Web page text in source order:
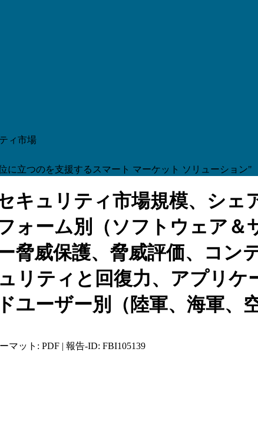
ィ市場
に立つのを支援するスマート マーケット ソリューション"
キュリティ市場規模、シ
ォーム別（ソフトウェア
脅威保護、脅威評価、コン
リティと回復力、アプリ
ユーザー別（陸軍、海軍、
マット: PDF | 報告-ID: FBI105139